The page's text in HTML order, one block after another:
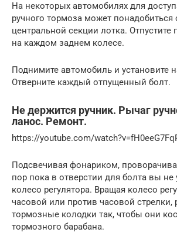
На некоторых автомобилях для
ручного тормоза может понадобиться
центральной секции лотка. Отпустите
на каждом заднем колесе.
Поднимите автомобиль и установите
Отверните каждый отпущенный болт.
Не держится ручник. Рычаг
ланос. Ремонт.
https://youtube.com/
Подсвечивая фонариком,
пор пока в отверстии для болта вы не
колесо регулятора. Вращая колесо
часовой или против часовой стрелки,
тормозные колодки так, чтобы они
тормозного барабана.